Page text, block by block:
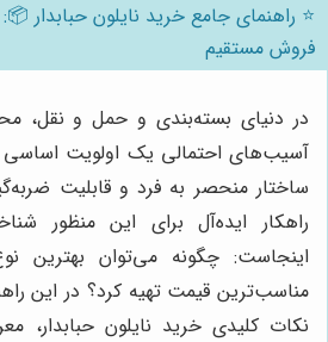
⭐️ راهنمای جامع خرید نایلون حبابدار
فروش مستقیم
در دنیای بسته‌بندی و حمل و نقل،
آسیب‌های احتمالی یک اولویت اساسی
ساختار منحصر به فرد و قابلیت
راهکار ایده‌آل برای این منظور
اینجاست: چگونه می‌توان بهترین
مناسب‌ترین قیمت تهیه کرد؟ در این
نکات کلیدی خرید نایلون حبابدار،